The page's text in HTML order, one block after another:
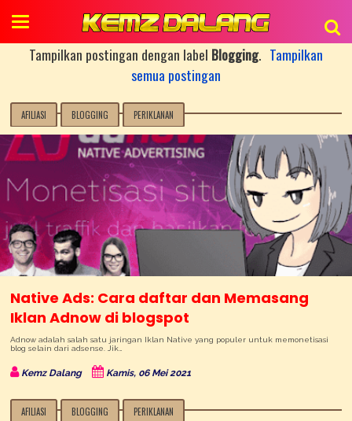
Tampilkan postingan dengan label Blogging. Tampilkan
semua postingan
AFILIASI BLOGGING PERIKLANAN
Native Ads: Cara daftar dan Memasang
Iklan Adnow di blogspot
Adnow adalah salah satu jaringan Iklan Native yang populer untuk memonetisasi
blog selain dari adsense. Jik…
Kemz Dalang Kamis, 06 Mei 2021
AFILIASI BLOGGING PERIKLANAN